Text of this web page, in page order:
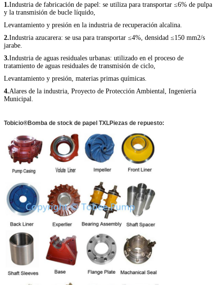
1.Industria de fabricación de papel: se utiliza para transportar ≤6% de pulpa
y la transmisión de bucle líquido,
Levantamiento y presión en la industria de recuperación alcalina.
2.Industria azucarera: se usa para transportar ≤4%, densidad ≤150 mm2/s
jarabe.
3.Industria de aguas residuales urbanas: utilizado en el proceso de
tratamiento de aguas residuales de transmisión de ciclo,
Levantamiento y presión, materias primas químicas.
4.Alares de la industria, Proyecto de Protección Ambiental, Ingeniería
Municipal.
Tobicio®Bomba de stock de papel TXLPiezas de repuesto: